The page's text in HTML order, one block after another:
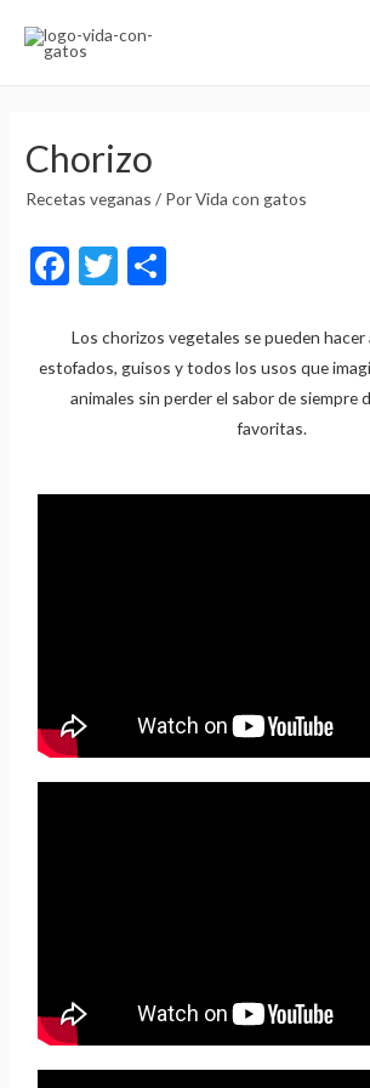
Chorizo
Recetas veganas / PorVida con gatos
F
e
b
o
k
T
itt
er
m
p
ar
r
Los chorizos vegetales se pueden hacer
estofados, guisos y todos los usos que
animales sin perder el sabor de siempre
favoritas.